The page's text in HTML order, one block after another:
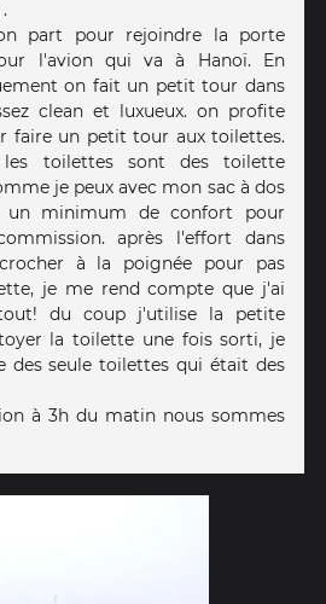
part pour rejoindre la porte
l'avion qui va à Hanoï. En
on fait un petit tour dans
clean et luxueux. on profite
faire un petit tour aux toilettes.
les toilettes sont des toilette
je peux avec mon sac à dos
un minimum de confort pour
après l'effort dans
à la poignée pour pas
je me rend compte que j'ai
du coup j'utilise la petite
la toilette une fois sorti, je
des seule toilettes qui était des
à 3h du matin nous sommes